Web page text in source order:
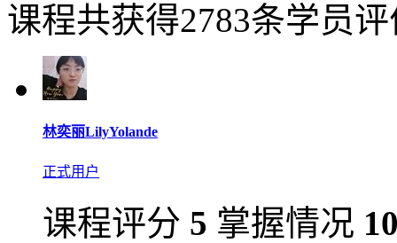
课程共获得2783条学员
林奕丽LilyYolande
正式用户
课程评分 5 掌握情况